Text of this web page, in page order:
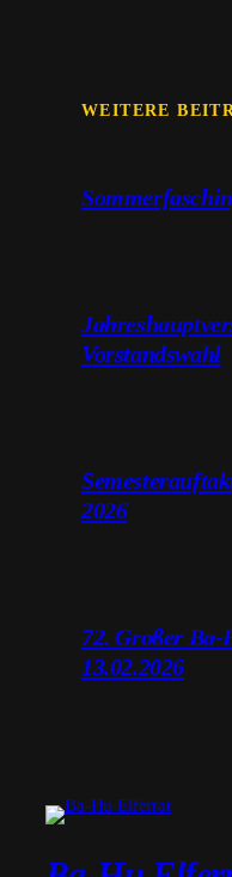
WEITERE
Vorstandswahl
2026
72. Großer
13.02.2026